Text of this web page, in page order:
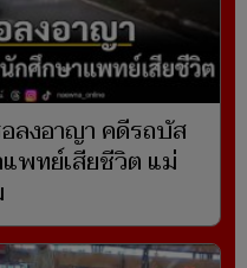
ลงอาญา คดีรถบัส
พทย์เสียชีวิต แม่